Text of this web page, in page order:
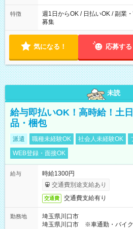
特徴
週1日からOK / 日払いOK / 副業
募集
気になる！ 応募する
未読
給与即払いOK！高時給！土
品・梱包
派遣 職種未経験OK 社会人未経験OK
WEB登録・面接OK
給与
時給1300円
交通費別途支給あり
交通費 交通費支給有り
勤務地
埼玉県川口市
埼玉県川口市 ※車通勤・バイ